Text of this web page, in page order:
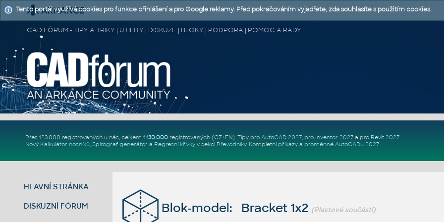
CAD FÓRUM - TIPY A TRIKY | UTILITY | DISKUZE | BLOKY | PODPORA | POMOC A RADY
Přes 123.000 registrovaných u nás, celkem 1.130.000registrovaných (CZ+EN). Tipy pro AutoCAD 2027, pro Inventor 2027a pro Revit 2027.
Nový Kalkulátor nosníků, Spirograf generátor a Regresní křivkyv sekci Převodníky. Kompletní příkazya proměnné AutoCADu 2027.
HLAVNÍ STRÁNKA
DISKUZNÍ FÓRUM Blok-model: Bracket 1x2 (Plastové součásti)
Tento portál využívá cookies pro funkce přihlášení a pro Google reklamy. Před pokračováním vyjadřete, zda souhlasíte s použitím cookies.